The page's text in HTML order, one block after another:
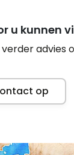
u kunnen
advies
op